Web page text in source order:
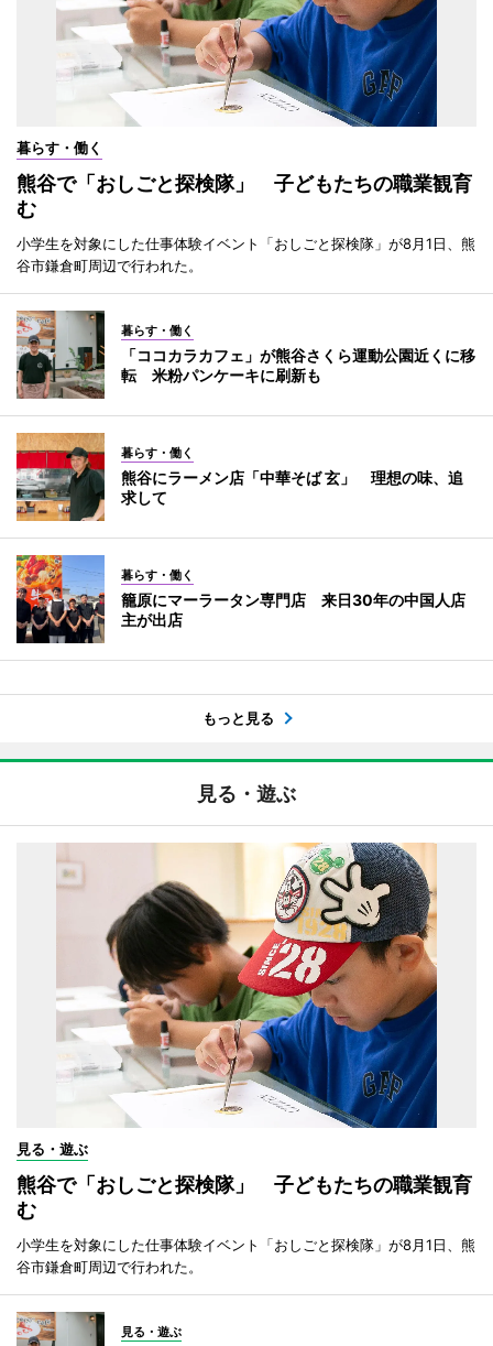
暮らす・働く
熊谷で「おしごと探検隊」 子どもたちの職業観育
む
小学生を対象にした仕事体験イベント「おしごと探検隊」が8月1日、熊
谷市鎌倉町周辺で行われた。
暮らす・働く
「ココカラカフェ」が熊谷さくら運動公園近くに移
転 米粉パンケーキに刷新も
暮らす・働く
熊谷にラーメン店「中華そば 玄」 理想の味、追
求して
暮らす・働く
籠原にマーラータン専門店 来日30年の中国人店
主が出店
もっと見る
見る・遊ぶ
見る・遊ぶ
熊谷で「おしごと探検隊」 子どもたちの職業観育
む
小学生を対象にした仕事体験イベント「おしごと探検隊」が8月1日、熊
谷市鎌倉町周辺で行われた。
見る・遊ぶ